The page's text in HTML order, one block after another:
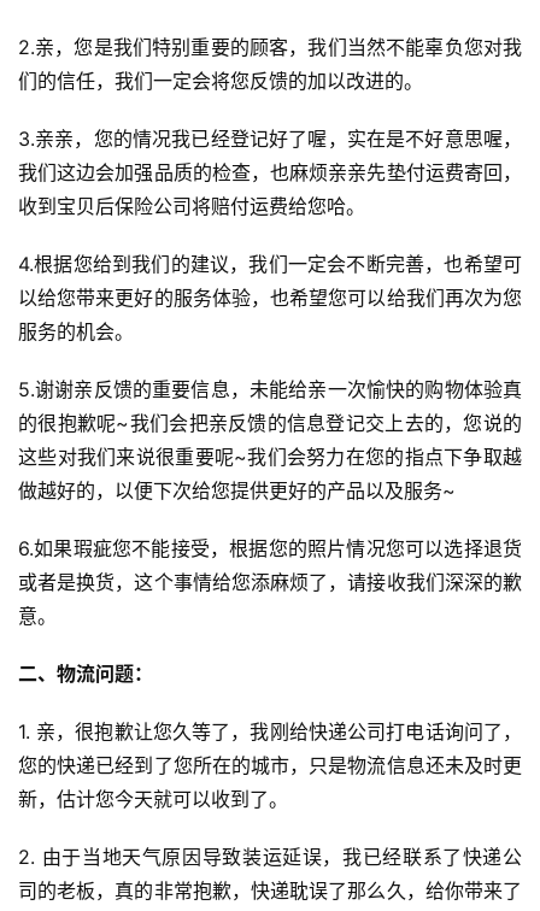
2.亲，您是我们特别重要的顾客，我们当然不能辜负您对我
们的信任，我们一定会将您反馈的加以改进的。
3.亲亲，您的情况我已经登记好了喔，实在是不好意思喔，
我们这边会加强品质的检查，也麻烦亲亲先垫付运费寄回，
收到宝贝后保险公司将赔付运费给您哈。
4.根据您给到我们的建议，我们一定会不断完善，也希望可
以给您带来更好的服务体验，也希望您可以给我们再次为您
服务的机会。
5.谢谢亲反馈的重要信息，未能给亲一次愉快的购物体验真
的很抱歉呢~我们会把亲反馈的信息登记交上去的，您说的
这些对我们来说很重要呢~我们会努力在您的指点下争取越
做越好的，以便下次给您提供更好的产品以及服务~
6.如果瑕疵您不能接受，根据您的照片情况您可以选择退货
或者是换货，这个事情给您添麻烦了，请接收我们深深的歉
意。
二、物流问题：
1. 亲，很抱歉让您久等了，我刚给快递公司打电话询问了，
您的快递已经到了您所在的城市，只是物流信息还未及时更
新，估计您今天就可以收到了。
2. 由于当地天气原因导致装运延误，我已经联系了快递公
司的老板，真的非常抱歉，快递耽误了那么久，给你带来了